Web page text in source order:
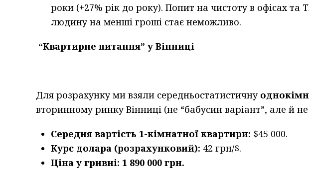
роки (+27% рік до року). Попит на чистоту в офісах та
людину на менші гроші стає неможливо.
“Квартирне питання” у Вінниці
Для розрахунку ми взяли середньостатистичну
вторинному ринку Вінниці (не “бабусин варіант”, але й
Середня вартість 1-кімнатної квартири: $45 000.
Курс долара (розрахунковий): 42 грн/$.
Ціна у гривні: 1 890 000 грн.